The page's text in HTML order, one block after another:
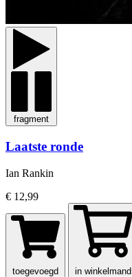
fragment
Laatste ronde
Ian Rankin
€ 12,99
toegevoegd in winkelmand